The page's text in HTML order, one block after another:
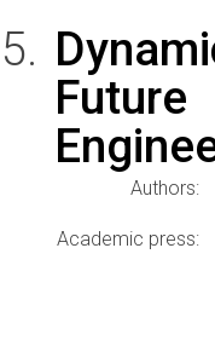
Authors:
Academic press: